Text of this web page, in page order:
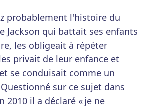
probablement l'histoire du
Jackson qui battait ses enfants
les obligeait à répéter
privait de leur enfance et
se conduisait comme un
sur ce sujet dans
2010 il a déclaré « je ne